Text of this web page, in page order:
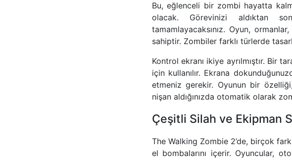
Bu, eğlenceli bir zombi hayatta
olacak. Görevinizi aldıktan
tamamlayacaksınız. Oyun,
sahiptir. Zombiler farklı türlerde
Kontrol ekranı ikiye ayrılmıştır. Bir
için kullanılır. Ekrana
etmeniz gerekir. Oyunun bir
nişan aldığınızda otomatik olarak
Çeşitli Silah ve Ekipman
The Walking Zombie 2’de, birçok
el bombalarını içerir. Oyuncular,